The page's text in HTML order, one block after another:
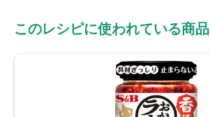
このレシピに使われている商品